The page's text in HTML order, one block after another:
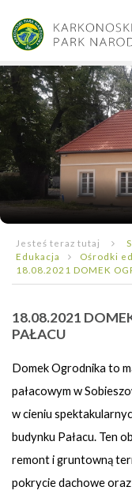
Jesteś teraz tutaj
Edukacja
Ośrodki
18.08.2021 DOMEK
18.08.2021
PAŁACU
Domek Ogrodnika to
pałacowym w
w cieniu
budynku Pałacu. Ten
remont i gruntowną
pokrycie dachowe